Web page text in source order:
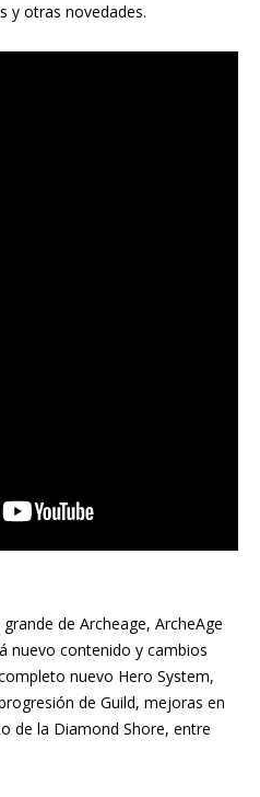
y otras novedades.
de Archeage, ArcheAge
nuevo contenido y cambios
nuevo Hero System,
de Guild, mejoras en
de la Diamond Shore, entre